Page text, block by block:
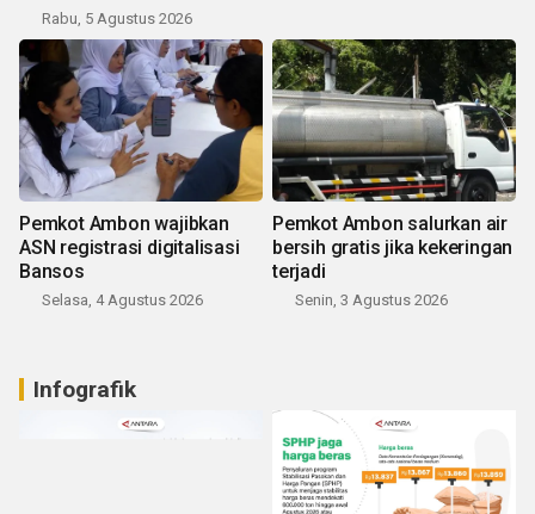
Rabu, 5 Agustus 2026
Pemkot Ambon wajibkan
ASN registrasi digitalisasi
Bansos
Selasa, 4 Agustus 2026
Pemkot Ambon salurkan air
bersih gratis jika kekeringan
terjadi
Senin, 3 Agustus 2026
Infografik